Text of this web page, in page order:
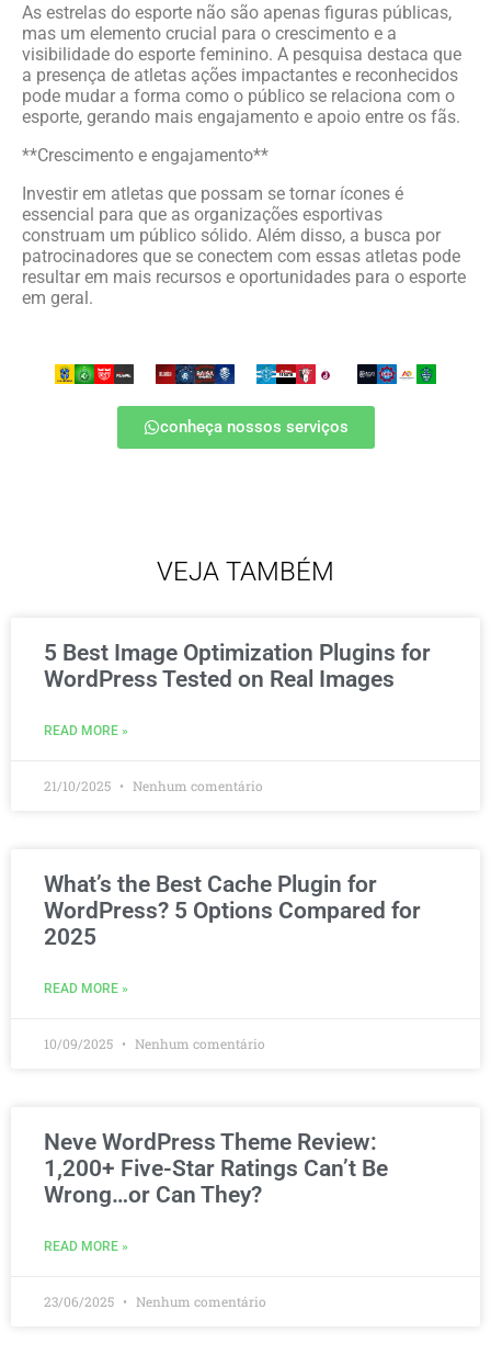
As estrelas do esporte não são apenas figuras públicas,
mas um elemento crucial para o crescimento e a
visibilidade do esporte feminino. A pesquisa destaca que
a presença de atletas ações impactantes e reconhecidos
pode mudar a forma como o público se relaciona com o
esporte, gerando mais engajamento e apoio entre os fãs.
**Crescimento e engajamento**
Investir em atletas que possam se tornar ícones é
essencial para que as organizações esportivas
construam um público sólido. Além disso, a busca por
patrocinadores que se conectem com essas atletas pode
resultar em mais recursos e oportunidades para o esporte
em geral.
conheça nossos serviços
VEJA TAMBÉM
5 Best Image Optimization Plugins for
WordPress Tested on Real Images
READ MORE »
21/10/2025 Nenhum comentário
What’s the Best Cache Plugin for
WordPress? 5 Options Compared for
2025
READ MORE »
10/09/2025 Nenhum comentário
Neve WordPress Theme Review:
1,200+ Five-Star Ratings Can’t Be
Wrong…or Can They?
READ MORE »
23/06/2025 Nenhum comentário